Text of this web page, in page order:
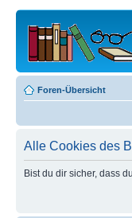
Foren-Übersicht
Alle Cookies des
Bist du dir sicher, dass